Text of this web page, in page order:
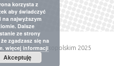
w ostrowie wielkopolskim 2025
korzysta z
aby świadczyć
na najwyższym
Dalsze
ze strony
zgadzasz się na
więcej informacji
Akceptuję